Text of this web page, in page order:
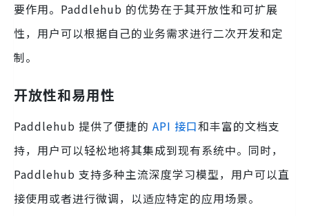
要作用。Paddlehub 的优势在于其开放性和可扩展
性，用户可以根据自己的业务需求进行二次开发和定
制。
开放性和易用性
Paddlehub 提供了便捷的 API 接口和丰富的文档支
持，用户可以轻松地将其集成到现有系统中。同时，
Paddlehub 支持多种主流深度学习模型，用户可以直
接使用或者进行微调，以适应特定的应用场景。